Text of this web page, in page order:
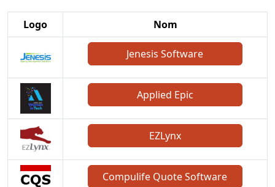
Logo Nom
Jenesis Software
Applied Epic
EZLynx
Compulife Quote Software